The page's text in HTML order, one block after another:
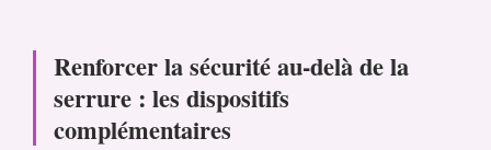
Renforcer la sécurité au-delà de la
serrure : les dispositifs
complémentaires